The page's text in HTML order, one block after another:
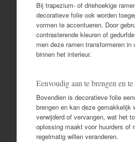
Bij trapezium- of driehoekige
decoratieve folie ook worden
vormen te accentueren. Door
contrasterende kleuren of
men deze ramen transformeren in
binnen het interieur.
Eenvoudig aan te brengen en
Bovendien is decoratieve folie
brengen en kan deze gemakkelijk
verwijderd of vervangen, wat het
oplossing maakt voor huurders of
regelmatig willen veranderen.